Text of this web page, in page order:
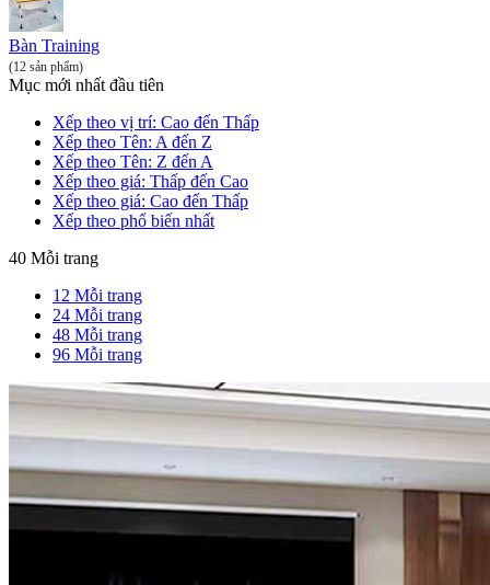
Bàn Training
(12 sản phẩm)
Mục mới nhất đầu tiên
Xếp theo vị trí: Cao đến Thấp
Xếp theo Tên: A đến Z
Xếp theo Tên: Z đến A
Xếp theo giá: Thấp đến Cao
Xếp theo giá: Cao đến Thấp
Xếp theo phổ biến nhất
40 Mỗi trang
12 Mỗi trang
24 Mỗi trang
48 Mỗi trang
96 Mỗi trang